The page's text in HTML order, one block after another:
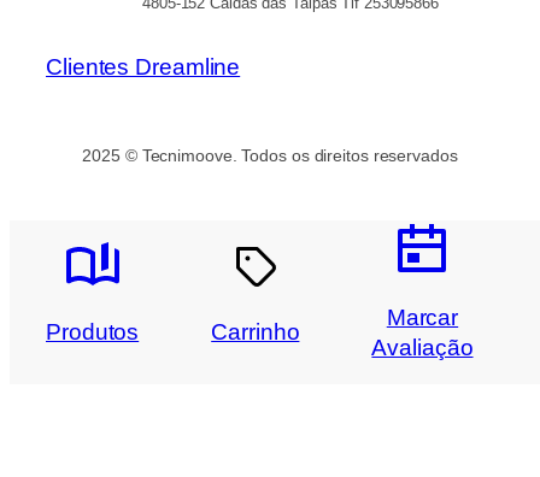
Clientes Dreamline
2025 © Tecnimoove. Todos os direitos reservados
Produtos Carrinho
Marcar
Avaliação